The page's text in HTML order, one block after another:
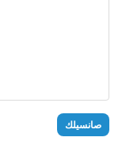
صانسيلك
تخطي
إلى